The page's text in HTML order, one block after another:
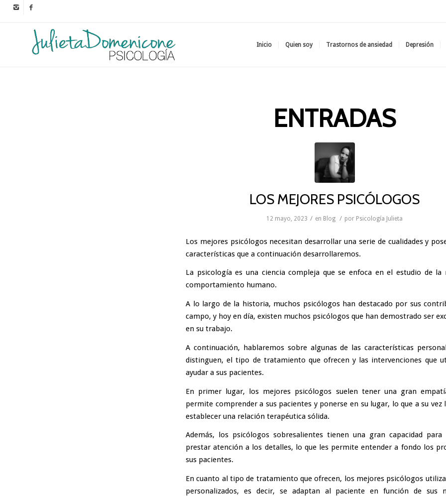
Inicio Quien soy Trastornos de ansiedad Depresión
ENTRADAS
LOS MEJORES PSICÓLOGOS
12 mayo, 2023 / en Blog / por Psicología Julieta
Los mejores psicólogos necesitan desarrollar una serie de cualidades y
características que a continuación desarrollaremos.
La psicología es una ciencia compleja que se enfoca en el estudio de la
comportamiento humano.
A lo largo de la historia, muchos psicólogos han destacado por sus
campo, y hoy en día, existen muchos psicólogos que han demostrado ser
en su trabajo.
A continuación, hablaremos sobre algunas de las características
distinguen, el tipo de tratamiento que ofrecen y las intervenciones que
ayudar a sus pacientes.
En primer lugar, los mejores psicólogos suelen tener una gran
permite comprender a sus pacientes y ponerse en su lugar, lo que a su vez
establecer una relación terapéutica sólida.
Además, los psicólogos sobresalientes tienen una gran capacidad para
prestar atención a los detalles, lo que les permite entender a fondo los
sus pacientes.
En cuanto al tipo de tratamiento que ofrecen, los mejores psicólogos
personalizados, es decir, se adaptan al paciente en función de sus